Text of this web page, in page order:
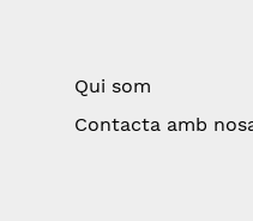
Qui som
Contacta amb